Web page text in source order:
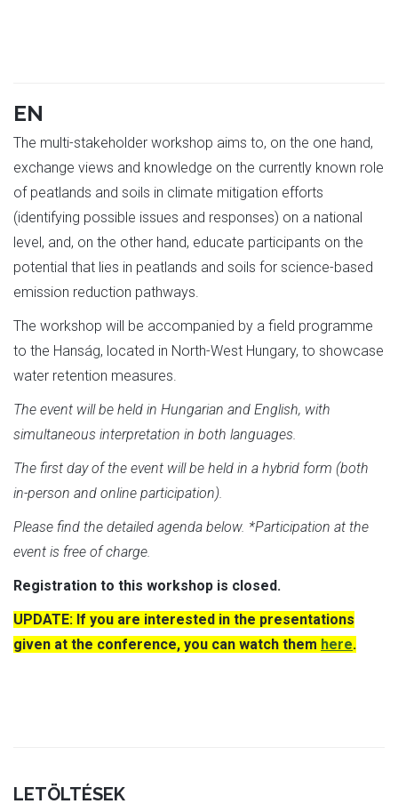
EN
The multi-stakeholder workshop aims to, on the one hand,
exchange views and knowledge on the currently known role
of peatlands and soils in climate mitigation efforts
(identifying possible issues and responses) on a national
level, and, on the other hand, educate participants on the
potential that lies in peatlands and soils for science-based
emission reduction pathways.
The workshop will be accompanied by a field programme
to the Hanság, located in North-West Hungary, to showcase
water retention measures.
The event will be held in Hungarian and English, with
simultaneous interpretation in both languages.
The first day of the event will be held in a hybrid form (both
in-person and online participation).
Please find the detailed agenda below. *Participation at the
event is free of charge.
Registration to this workshop is closed.
UPDATE: If you are interested in the presentations
given at the conference, you can watch them here.
LETÖLTÉSEK